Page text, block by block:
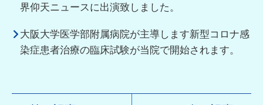
界仰天ニュースに出演致しました。
大阪大学医学部附属病院が主導します新型コロナ感
染症患者治療の臨床試験が当院で開始されます。